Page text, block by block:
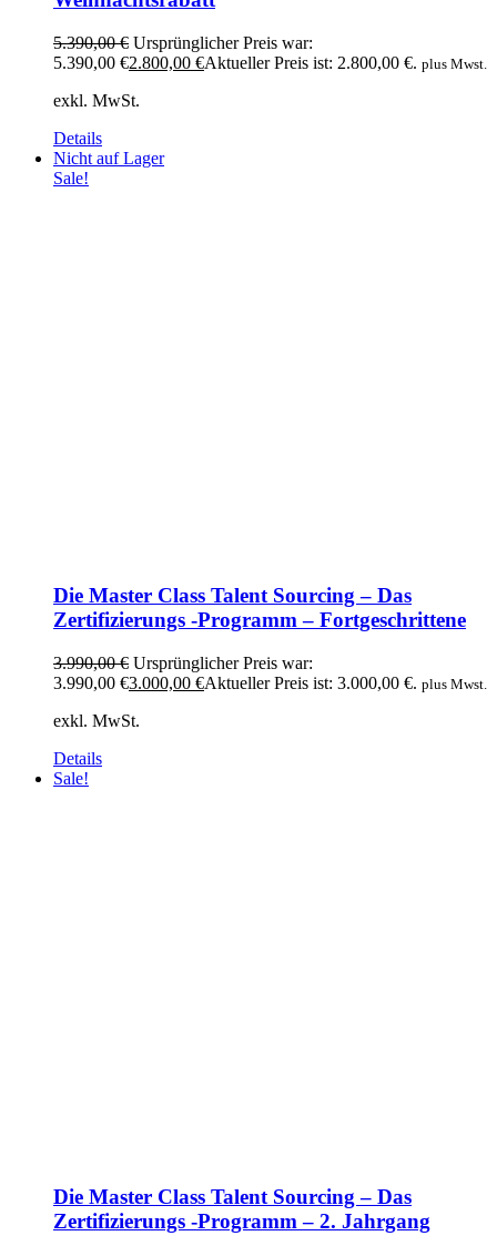
5.390,00€ Ursprünglicher Preis war:
5.390,00 €2.800,00 €Aktueller Preis ist: 2.800,00 €. plus Mwst.
exkl. MwSt.
Details
Nicht auf Lager
Sale!
Die Master Class Talent Sourcing – Das
Zertifizierungs -Programm – Fortgeschrittene
3.990,00€ Ursprünglicher Preis war:
3.990,00 €3.000,00 €Aktueller Preis ist: 3.000,00 €. plus Mwst.
exkl. MwSt.
Details
Sale!
Die Master Class Talent Sourcing – Das
Zertifizierungs -Programm – 2. Jahrgang